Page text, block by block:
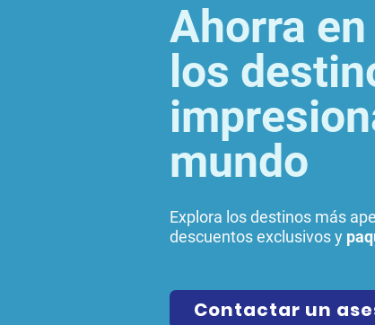
Ahorra
los
mundo
Explora los destinos más
descuentos exclusivos y
Contactar un